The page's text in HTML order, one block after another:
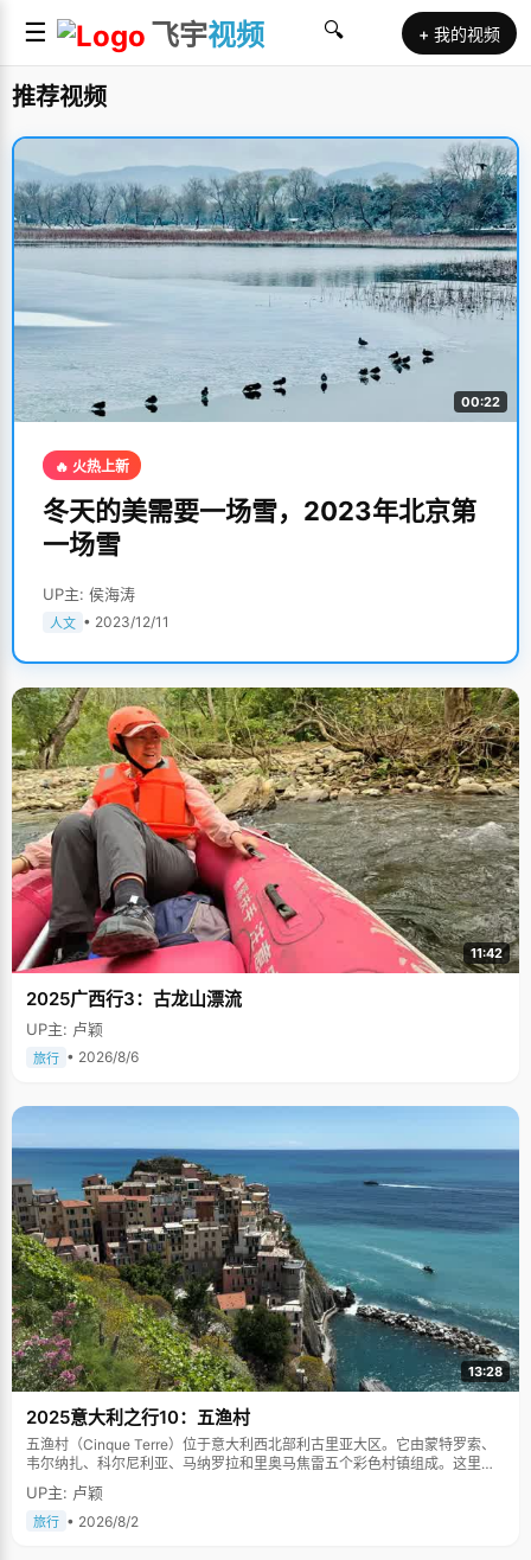
☰ 飞宇视频 🔍 + 我的视频
推荐视频
00:22
🔥 火热上新
冬天的美需要一场雪，2023年北京第
一场雪
UP主: 侯海涛
人文 • 2023/12/11
11:42
2025广西行3：古龙山漂流
UP主: 卢颖
旅行 • 2026/8/6
13:28
2025意大利之行10：五渔村
五渔村（Cinque Terre）位于意大利西北部利古里亚大区。它由蒙特罗索、
韦尔纳扎、科尔尼利亚、马纳罗拉和里奥马焦雷五个彩色村镇组成。这里依
山傍海，房屋色彩斑斓，1997年被列为世界文化遗产。
UP主: 卢颖
旅行 • 2026/8/2